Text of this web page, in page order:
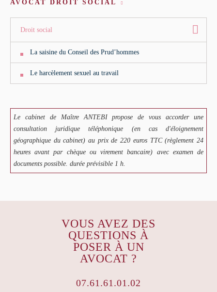
AVOCAT DROIT SOCIAL
Droit social
La saisine du Conseil des Prud’hommes
Le harcèlement sexuel au travail
Le cabinet de Maître ANTEBI propose de vous accorder une
consultation juridique téléphonique (en cas d'éloignement
géographique du cabinet) au prix de 220 euros TTC (règlement 24
heures avant par chèque ou virement bancaire) avec examen de
documents possible. durée prévisible 1 h.
VOUS AVEZ DES
QUESTIONS À
POSER À UN
AVOCAT ?
07.61.61.01.02